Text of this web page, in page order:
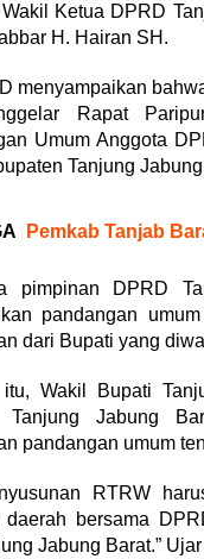
Ketua DPRD
H. Hairan SH.
menyampaikan
Rapat
Umum Anggota
Tanjung
Pemkab Tanjab
pimpinan DPRD
pandangan
dari Bupati yang
itu, Wakil Bupati
Tanjung Jabung
pandangan umum
RTRW
daerah bersama
Jabung Barat.”